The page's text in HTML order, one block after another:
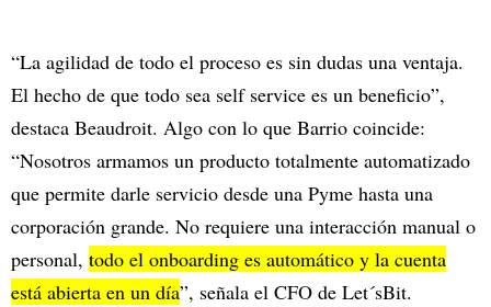
“La agilidad de todo el proceso es sin dudas una ventaja.
El hecho de que todo sea self service es un beneficio”,
destaca Beaudroit. Algo con lo que Barrio coincide:
“Nosotros armamos un producto totalmente automatizado
que permite darle servicio desde una Pyme hasta una
corporación grande. No requiere una interacción manual o
personal, todo el onboarding es automático y la cuenta
está abierta en un día”, señala el CFO de Let´sBit.